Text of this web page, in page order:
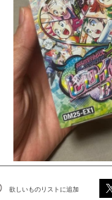
欲しいものリストに追加